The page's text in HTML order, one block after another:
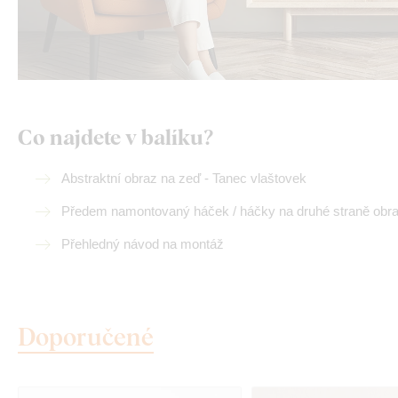
Co najdete v balíku?
Abstraktní obraz na zeď - Tanec vlaštovek
Předem namontovaný háček / háčky na druhé straně
Přehledný návod na montáž
Doporučené